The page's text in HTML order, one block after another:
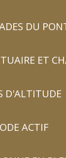
DU
ET
D'ALTITUDE
ACTIF